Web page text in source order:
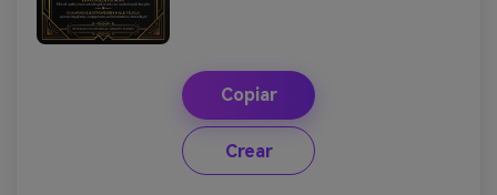
Copiar
Crear